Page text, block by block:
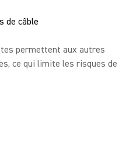
de câble
permettent aux autres
ce qui limite les risques de